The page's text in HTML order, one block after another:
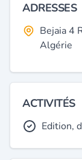
ADRESSES
Bejaia 4
Algérie
ACTIVITÉS
Edition,